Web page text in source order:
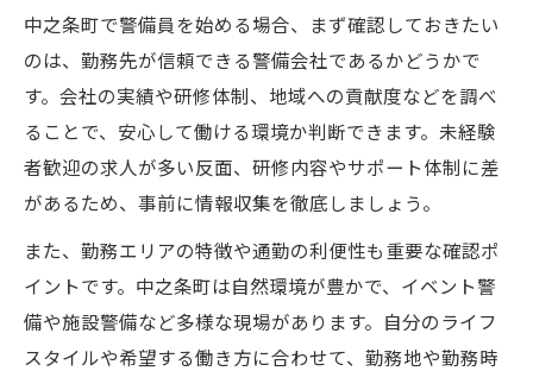
中之条町で警備員を始める場合、まず確認しておきたい
のは、勤務先が信頼できる警備会社であるかどうかで
す。会社の実績や研修体制、地域への貢献度などを調べ
ることで、安心して働ける環境か判断できます。未経験
者歓迎の求人が多い反面、研修内容やサポート体制に差
があるため、事前に情報収集を徹底しましょう。
また、勤務エリアの特徴や通勤の利便性も重要な確認ポ
イントです。中之条町は自然環境が豊かで、イベント警
備や施設警備など多様な現場があります。自分のライフ
スタイルや希望する働き方に合わせて、勤務地や勤務時